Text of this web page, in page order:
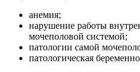
анемия;
нарушение работы
мочеполовой системой;
патологии самой
патологическая